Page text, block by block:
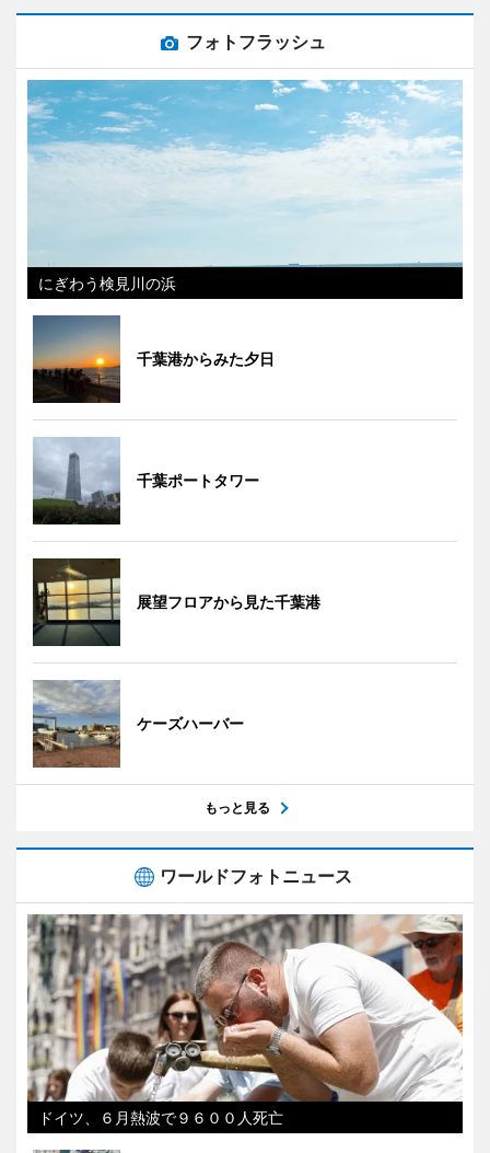
フォトフラッシュ
にぎわう検見川の浜
千葉港からみた夕日
千葉ポートタワー
展望フロアから見た千葉港
ケーズハーバー
もっと見る
ワールドフォトニュース
ドイツ、６月熱波で９６００人死亡